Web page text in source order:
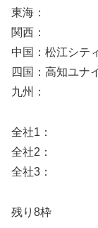
東海：
関西：
中国：松江シテ
四国：高知ユナ
九州：
全社1：
全社2：
全社3：
残り8枠